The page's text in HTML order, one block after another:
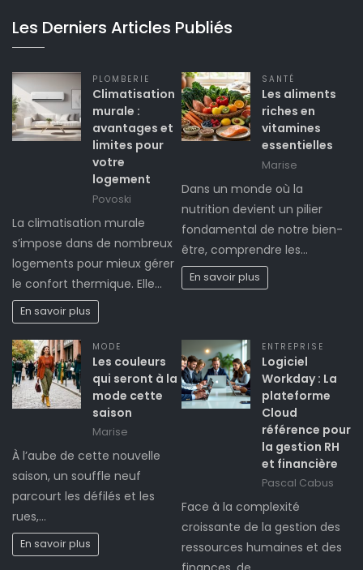
Les Derniers Articles Publiés
PLOMBERIE
Climatisation
murale :
avantages et
limites pour
votre
logement
Povoski
La climatisation murale
s’impose dans de nombreux
logements pour mieux gérer
le confort thermique. Elle…
En savoir plus
SANTÉ
Les aliments
riches en
vitamines
essentielles
Marise
Dans un monde où la
nutrition devient un pilier
fondamental de notre bien-
être, comprendre les…
En savoir plus
MODE
Les couleurs
qui seront à la
mode cette
saison
Marise
À l’aube de cette nouvelle
saison, un souffle neuf
parcourt les défilés et les
rues,…
En savoir plus
ENTREPRISE
Logiciel
Workday : La
plateforme
Cloud
référence pour
la gestion RH
et financière
Pascal Cabus
Face à la complexité
croissante de la gestion des
ressources humaines et des